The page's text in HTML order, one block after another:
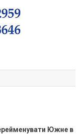
Южне в